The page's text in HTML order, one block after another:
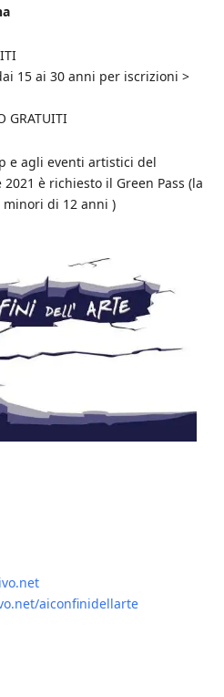
15 ai 30 anni per iscrizioni >
GRATUITI
e agli eventi artistici del
è richiesto il Green Pass (la
di 12 anni )
aiconfinidellarte